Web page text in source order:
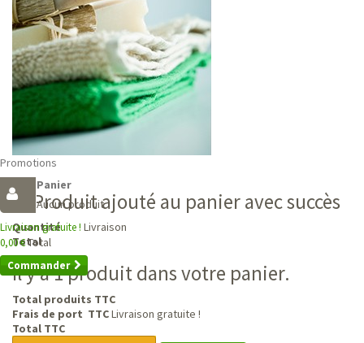
Promotions
Panier
Aucun produit
Livraison gratuite ! Livraison
0,00 €Total
Commander
Produit ajouté au panier avec succès
Quantité
Total
Il y a 1 produit dans votre panier.
Total produits TTC
Frais de port TTCLivraison gratuite !
Total TTC